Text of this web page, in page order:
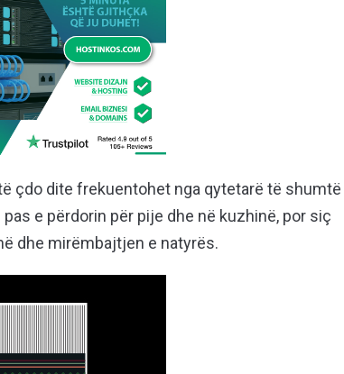
çdo dite frekuentohet nga qytetarë të shumtë
e përdorin për pije dhe në kuzhinë, por siç
dhe mirëmbajtjen e natyrës.